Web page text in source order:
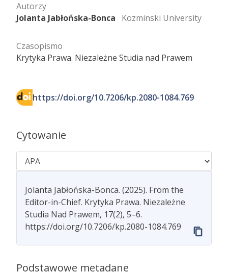
Autorzy
Jolanta Jabłońska-Bonca
Kozminski University
Czasopismo
Krytyka Prawa. Niezależne Studia nad Prawem
https://doi.org/10.7206/kp.2080-1084.769
Cytowanie
Jolanta Jabłońska-Bonca. (2025). From the
Editor-in-Chief. Krytyka Prawa. Niezależne
Studia Nad Prawem, 17(2), 5–6.
https://doi.org/10.7206/kp.2080-1084.769
Podstawowe metadane